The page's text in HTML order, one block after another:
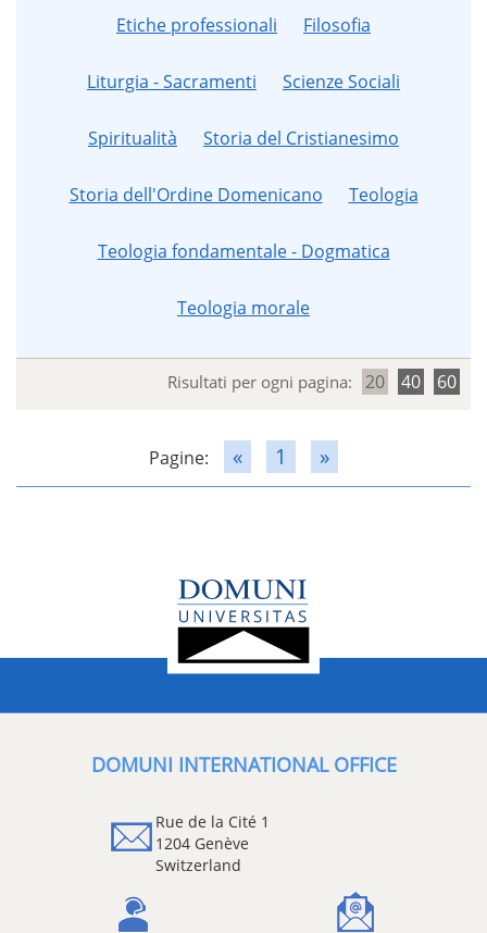
Etiche professionali Filosofia
Liturgia - Sacramenti Scienze Sociali
Spiritualità Storia del Cristianesimo
Storia dell'Ordine Domenicano Teologia
Teologia fondamentale - Dogmatica
Teologia morale
Risultati per ogni pagina: 20 40 60
Pagine: « 1 »
DOMUNI INTERNATIONAL OFFICE
Rue de la Cité 1
1204 Genève
Switzerland